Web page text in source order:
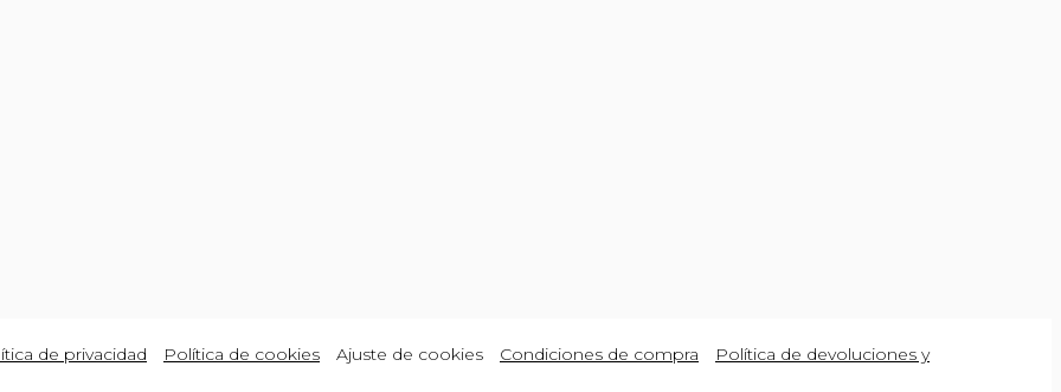
de privacidad Política de cookies Ajuste de cookies Condiciones de compra Política de devoluciones y